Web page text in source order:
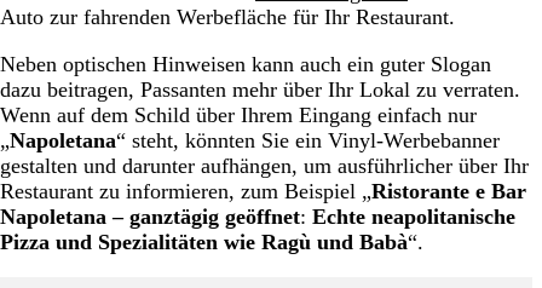
Auto zur fahrenden Werbefläche für Ihr Restaurant.
Neben optischen Hinweisen kann auch ein guter Slogan
dazu beitragen, Passanten mehr über Ihr Lokal zu verraten.
Wenn auf dem Schild über Ihrem Eingang einfach nur
„Napoletana“ steht, könnten Sie ein Vinyl-Werbebanner
gestalten und darunter aufhängen, um ausführlicher über Ihr
Restaurant zu informieren, zum Beispiel „Ristorante e Bar
Napoletana – ganztägig geöffnet: Echte neapolitanische
Pizza und Spezialitäten wie Ragù und Babà“.